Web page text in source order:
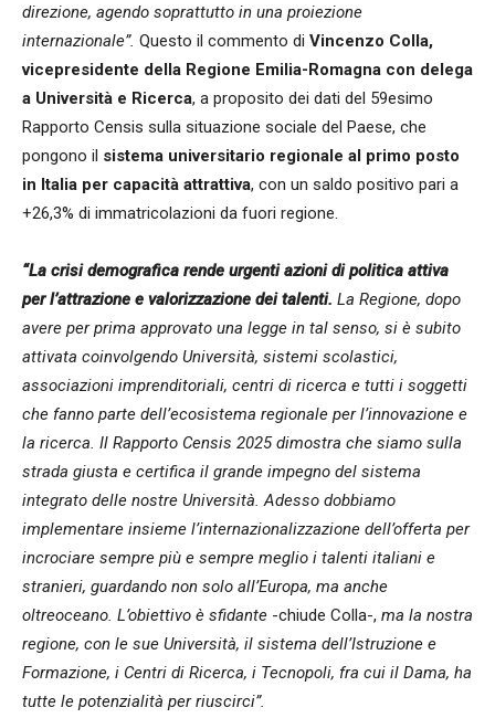
direzione, agendo soprattutto in una proiezione
internazionale”. Questo il commento di Vincenzo Colla,
vicepresidente della Regione Emilia-Romagna con delega
a Università e Ricerca, a proposito dei dati del 59esimo
Rapporto Censis sulla situazione sociale del Paese, che
pongono il sistema universitario regionale al primo posto
in Italia per capacità attrattiva, con un saldo positivo pari a
+26,3% di immatricolazioni da fuori regione.
“La crisi demografica rende urgenti azioni di politica attiva
per l’attrazione e valorizzazione dei talenti. La Regione, dopo
avere per prima approvato una legge in tal senso, si è subito
attivata coinvolgendo Università, sistemi scolastici,
associazioni imprenditoriali, centri di ricerca e tutti i soggetti
che fanno parte dell’ecosistema regionale per l’innovazione e
la ricerca. Il Rapporto Censis 2025 dimostra che siamo sulla
strada giusta e certifica il grande impegno del sistema
integrato delle nostre Università. Adesso dobbiamo
implementare insieme l’internazionalizzazione dell’offerta per
incrociare sempre più e sempre meglio i talenti italiani e
stranieri, guardando non solo all’Europa, ma anche
oltreoceano. L’obiettivo è sfidante -chiude Colla-, ma la nostra
regione, con le sue Università, il sistema dell’Istruzione e
Formazione, i Centri di Ricerca, i Tecnopoli, fra cui il Dama, ha
tutte le potenzialità per riuscirci”.